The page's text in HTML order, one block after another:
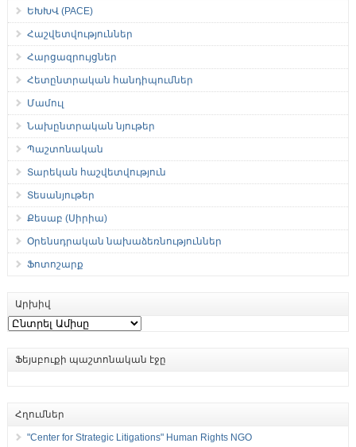
ԵԽԽՎ (PACE)
Հաշվետվություններ
Հարցազրույցներ
Հետընտրական հանդիպումներ
Մամուլ
Նախընտրական նյութեր
Պաշտոնական
Տարեկան հաշվետվություն
Տեսանյութեր
Քեսաբ (Սիրիա)
Օրենսդրական նախաձեռնություններ
Ֆոտոշարք
Արխիվ
Արխիվ
Ֆեյսբուքի պաշտոնական էջը
Հղումներ
"Center for Strategic Litigations" Human Rights NGO